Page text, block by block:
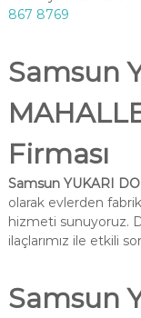
867 8769
Samsun
Firması
Samsun YUKARI
olarak evlerden
hizmeti sunuyoruz.
ilaçlarımız ile etkili
Samsun